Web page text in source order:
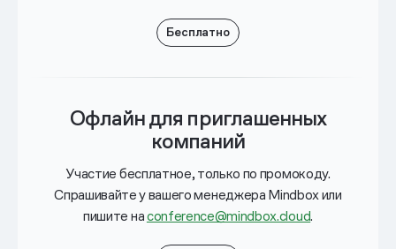
Бесплатно
Офлайндля приглашенных
компаний
Участие бесплатное, только по промокоду.
Спрашивайте у вашегоменеджера Mindbox или
пишитенаconference@mindbox.cloud.